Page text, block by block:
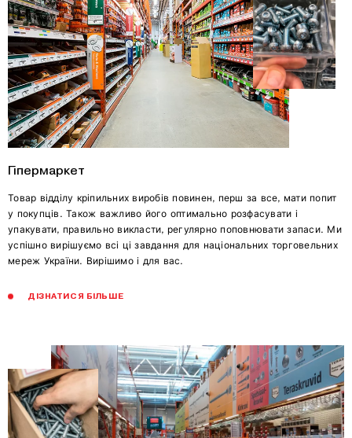
Гіпермаркет
Товар відділу кріпильних виробів повинен, перш за все, мати попит
у покупців. Також важливо його оптимально розфасувати і
упакувати, правильно викласти, регулярно поповнювати запаси. Ми
успішно вирішуємо всі ці завдання для національних торговельних
мереж України. Вирішимо і для вас.
ДІЗНАТИСЯ БІЛЬШЕ